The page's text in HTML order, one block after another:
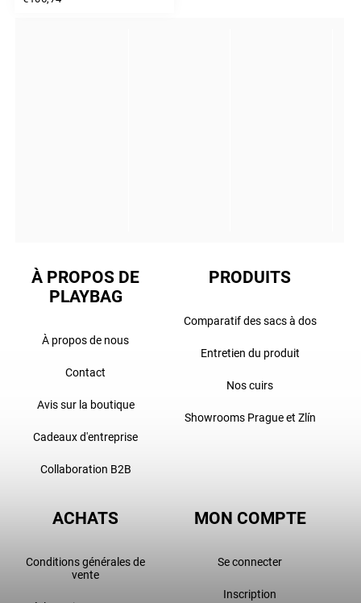
À PROPOS DE
PLAYBAG
À propos de nous
Contact
Avis sur la boutique
Cadeaux d'entreprise
Collaboration B2B
PRODUITS
Comparatif des sacs à dos
Entretien du produit
Nos cuirs
Showrooms Prague et Zlín
ACHATS
Conditions générales de
vente
MON COMPTE
Se connecter
Inscription